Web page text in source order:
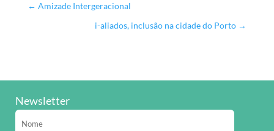
← Amizade Intergeracional
i-aliados, inclusão na cidade do Porto →
Newsletter